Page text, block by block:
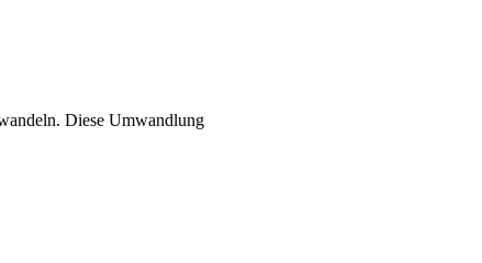
Diese Umwandlung